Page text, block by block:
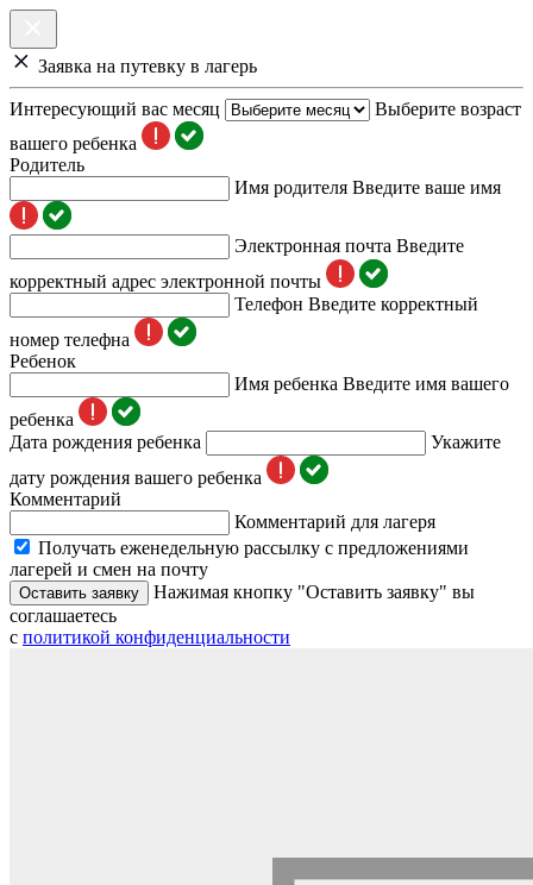
Заявка на путевку в лагерь
Интересующий вас месяц
Выберите возраст
вашего ребенка
Родитель
Имя родителя Введите ваше имя
Электронная почта Введите
корректный адрес электронной почты
Телефон Введите корректный
номер телефна
Ребенок
Имя ребенка Введите имя вашего
ребенка
Дата рождения ребенка
Укажите
дату рождения вашего ребенка
Комментарий
Комментарий для лагеря
Получать еженедельную рассылку с предложениями
лагерей и смен на почту
Оставить заявку
Нажимая кнопку "Оставить заявку" вы
соглашаетесь
с политикой конфиденциальности